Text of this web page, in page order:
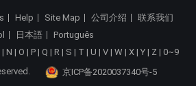
Help Site Map 公司介绍
联系我们
日本語
Português
| N | O | P | Q | R | S | T | U | V | W | X | Y | Z | 0~9
京ICP备2020037340号-5